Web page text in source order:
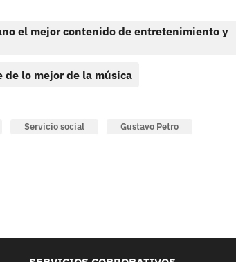
el mejor contenido de entretenimiento y
de lo mejor de la música
Servicio social
Gustavo Petro